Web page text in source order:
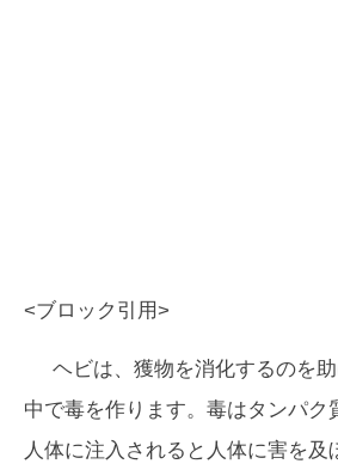
<ブロック引用>
ヘビは、獲物を消化するのを
中で毒を作ります。毒はタンパク
人体に注入されると人体に害を及